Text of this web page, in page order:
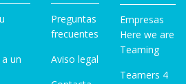
un
Preguntas
frecuentes
Aviso legal
Empresas
Here we are
Teaming
Teamers 4